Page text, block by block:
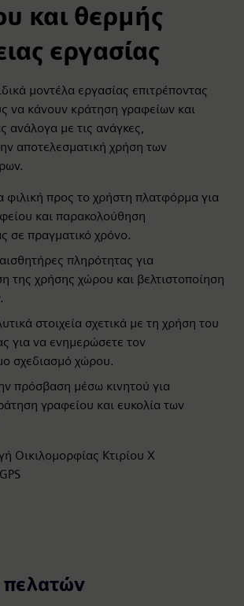
και θερμής
εργασίας
μοντέλα εργασίας επιτρέποντας
να κάνουν κράτηση γραφείων και
ανάλογα με τις ανάγκες,
αποτελεσματική χρήση των
φιλική προς το χρήστη πλατφόρμα για
και παρακολούθηση
σε πραγματικό χρόνο.
πληρότητας για
της χρήσης χώρου και βελτιστοποίηση
στοιχεία σχετικά με τη χρήση του
για να ενημερώσετε τον
σχεδιασμό χώρου.
πρόσβαση μέσω κινητού για
γραφείου και ευκολία των
Οικιλομορφίας Κτιρίου X